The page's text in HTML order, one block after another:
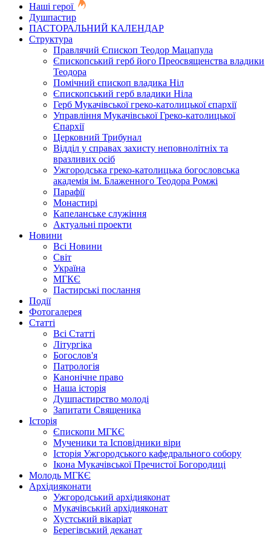
Наші герої
Душпастир
ПАСТОРАЛЬНИЙ КАЛЕНДАР
Структура
Правлячий Єпископ Теодор Мацапула
Єпископський герб його Преосвященства владики
Теодора
Помічний єпископ владика Ніл
Єпископський герб владики Ніла
Герб Мукачівської греко-католицької єпархії
Управління Мукачівської Греко-католицької
Єпархії
Церковний Трибунал
Відділ у справах захисту неповнолітніх та
вразливих осіб
Ужгородська греко-католицька богословська
академія ім. Блаженного Теодора Ромжі
Парафії
Монастирі
Капеланське служіння
Актуальні проекти
Новини
Всі Новини
Світ
Україна
МГКЄ
Пастирські послання
Події
Фотогалерея
Статті
Всі Статті
Літургіка
Богослов'я
Патрологія
Канонічне право
Наша історія
Душпастирство молоді
Запитати Священика
Історія
Єпископи МГКЄ
Мученики та Ісповідники віри
Історія Ужгородського кафедрального собору
Ікона Мукачівської Пречистої Богородиці
Молодь МГКЄ
Архідияконати
Ужгородський архідияконат
Мукачівський архідияконат
Хустський вікаріат
Берегівський деканат